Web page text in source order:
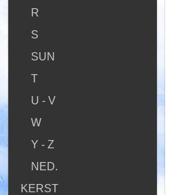
R
S
SUN
T
U - V
W
Y - Z
NED.
KERST